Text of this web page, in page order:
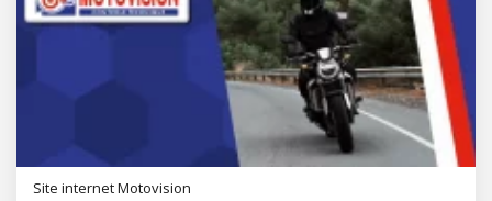
Site internet Motovision